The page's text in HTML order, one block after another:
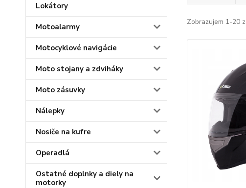
Lokátory
Motoalarmy
Motocyklové navigácie
Moto stojany a zdviháky
Moto zásuvky
Nálepky
Nosiče na kufre
Operadlá
Ostatné doplnky a diely na
motorky
Zobrazujem 1-20